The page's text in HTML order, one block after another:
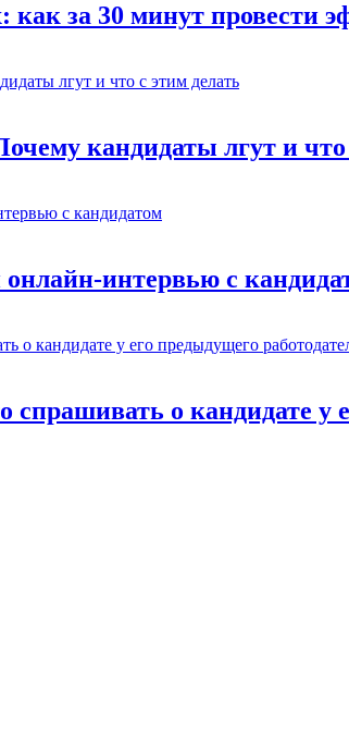
как за 30 минут провести
кандидаты лгут и что
интервью с
о кандидате у